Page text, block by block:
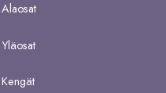
Alaosat
Yläosat
Kengät